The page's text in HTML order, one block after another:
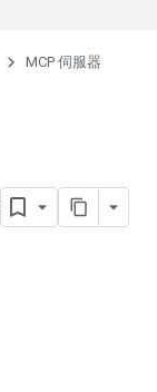
MCP 伺服器